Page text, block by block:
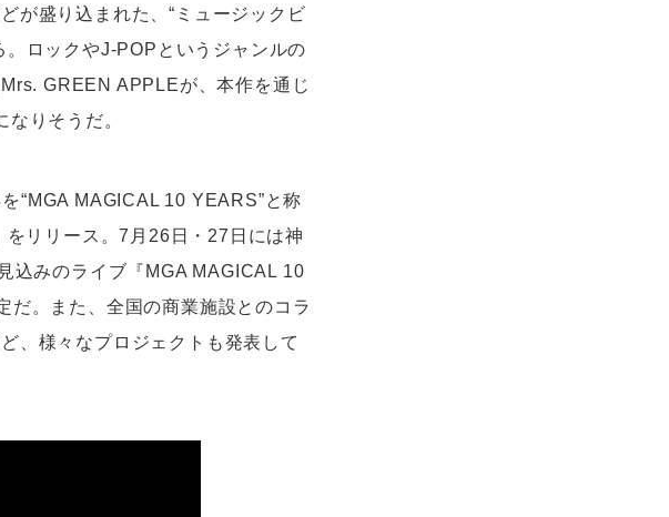
が盛り込まれた、“ミュージックビ
ロックやJ-POPというジャンルの
GREEN APPLEが、本作を通じ
りそうだ。
“MGA MAGICAL 10 YEARS”と称
リリース。7月26日・27日には神
込みのライブ『MGA MAGICAL 10
。また、全国の商業施設とのコラ
、様々なプロジェクトも発表して